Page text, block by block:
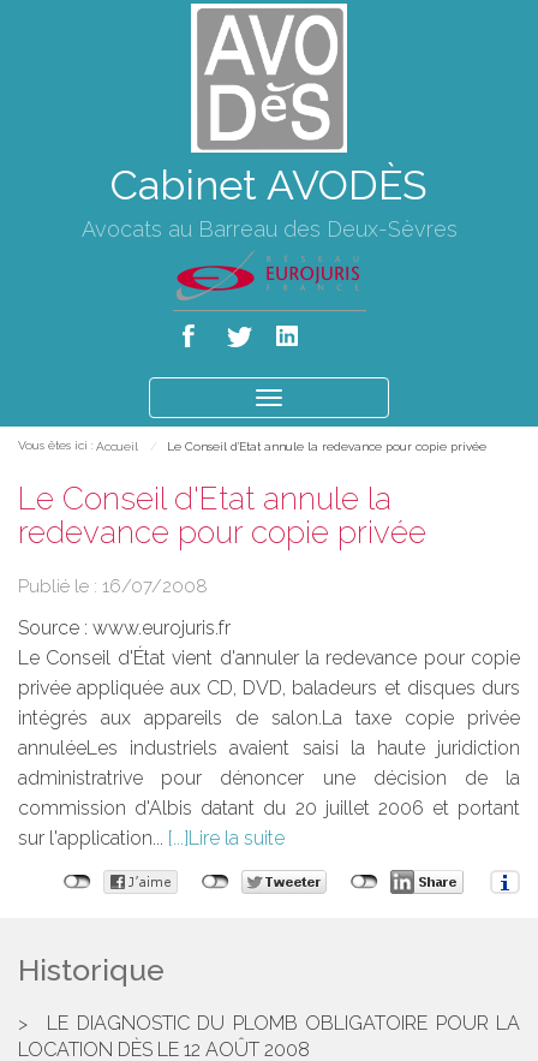
Cabinet AVODÈS
Avocats au Barreau des Deux-Sèvres
le
Vous êtes ici : Accueil Le Conseil d'Etat annule la redevance pour copie privée
Le Conseil d'Etat annule la
redevance pour copie privée
Publié le : 16/07/2008
Source : www.eurojuris.fr
Le Conseil d'État vient d'annuler la redevance pour copie
privée appliquée aux CD, DVD, baladeurs et disques durs
intégrés aux appareils de salon.La taxe copie privée
annuléeLes industriels avaient saisi la haute juridiction
administratrive pour dénoncer une décision de la
commission d'Albis datant du 20 juillet 2006 et portant
sur l'application...
Lire la suite
Historique
LE DIAGNOSTIC DU PLOMB OBLIGATOIRE POUR LA
LOCATION DÈS LE 12 AOÛT 2008